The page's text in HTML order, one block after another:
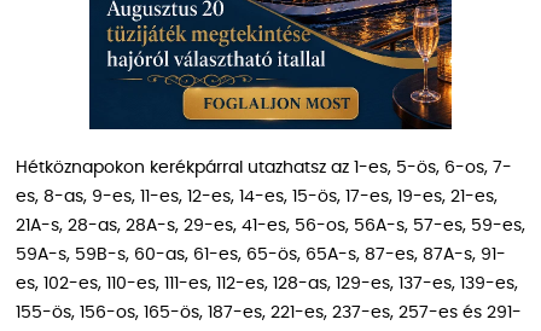
Hétköznapokon kerékpárral utazhatsz az 1-es, 5-ös, 6-os, 7-
es, 8-as, 9-es, 11-es, 12-es, 14-es, 15-ös, 17-es, 19-es, 21-es,
21A-s, 28-as, 28A-s, 29-es, 41-es, 56-os, 56A-s, 57-es, 59-es,
59A-s, 59B-s, 60-as, 61-es, 65-ös, 65A-s, 87-es, 87A-s, 91-
es, 102-es, 110-es, 111-es, 112-es, 128-as, 129-es, 137-es, 139-es,
155-ös, 156-os, 165-ös, 187-es, 221-es, 237-es, 257-es és 291-